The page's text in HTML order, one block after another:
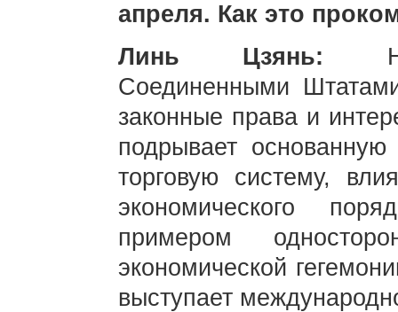
апреля. Как это
Линь Цзянь:
Соединенными
законные права и
подрывает
торговую систему,
экономического
примером
экономической
выступает